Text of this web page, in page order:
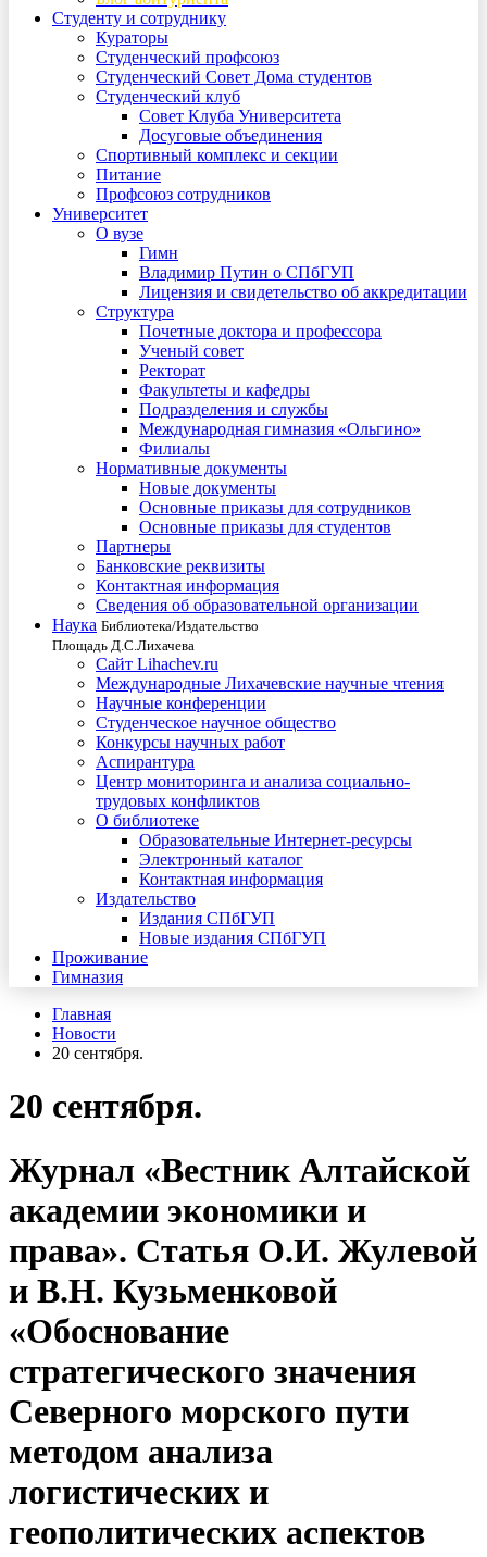
Студенту и сотруднику
Кураторы
Студенческий профсоюз
Студенческий Совет Дома студентов
Студенческий клуб
Совет Клуба Университета
Досуговые объединения
Спортивный комплекс и секции
Питание
Профсоюз сотрудников
Университет
О вузе
Гимн
Владимир Путин о СПбГУП
Лицензия и свидетельство об аккредитации
Структура
Почетные доктора и профессора
Ученый совет
Ректорат
Факультеты и кафедры
Подразделения и службы
Международная гимназия «Ольгино»
Филиалы
Нормативные документы
Новые документы
Основные приказы для сотрудников
Основные приказы для студентов
Партнеры
Банковские реквизиты
Контактная информация
Сведения об образовательной организации
Наука Библиотека/Издательство
Площадь Д.С.Лихачева
Сайт Lihachev.ru
Международные Лихачевские научные чтения
Научные конференции
Студенческое научное общество
Конкурсы научных работ
Аспирантура
Центр мониторинга и анализа социально-
трудовых конфликтов
О библиотеке
Образовательные Интернет-ресурсы
Электронный каталог
Контактная информация
Издательство
Издания СПбГУП
Новые издания СПбГУП
Проживание
Гимназия
Главная
Новости
20 сентября.
20 сентября.
Журнал «Вестник Алтайской
академии экономики и
права». Статья О.И. Жулевой
и В.Н. Кузьменковой
«Обоснование
стратегического значения
Северного морского пути
методом анализа
логистических и
геополитических аспектов